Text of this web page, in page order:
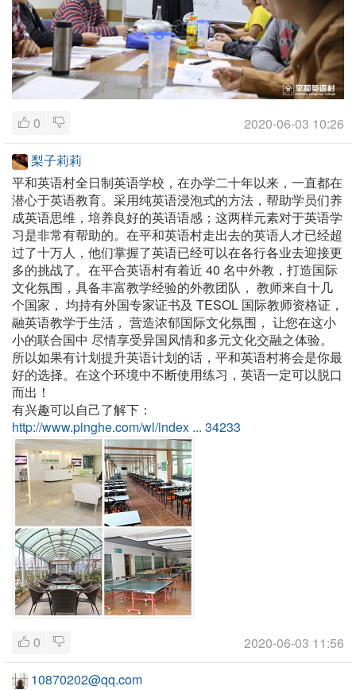
0
2020-06-03 10:26
梨子莉莉
平和英语村全日制英语学校，在办学二十年以来，一直都在
潜心于英语教育。采用纯英语浸泡式的方法，帮助学员们养
成英语思维，培养良好的英语语感；这两样元素对于英语学
习是非常有帮助的。在平和英语村走出去的英语人才已经超
过了十万人，他们掌握了英语已经可以在各行各业去迎接更
多的挑战了。在平合英语村有着近 40 名中外教，打造国际
文化氛围，具备丰富教学经验的外教团队， 教师来自十几
个国家， 均持有外国专家证书及 TESOL 国际教师资格证，
融英语教学于生活， 营造浓郁国际文化氛围， 让您在这小
小的联合国中 尽情享受异国风情和多元文化交融之体验。
所以如果有计划提升英语计划的话，平和英语村将会是你最
好的选择。在这个环境中不断使用练习，英语一定可以脱口
而出！
有兴趣可以自己了解下：
http://www.pinghe.com/wl/index ... 34233
0
2020-06-03 11:56
10870202@qq.com